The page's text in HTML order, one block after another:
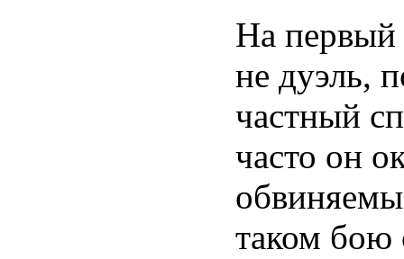
На первый
не дуэль,
частный
часто он
таком бою